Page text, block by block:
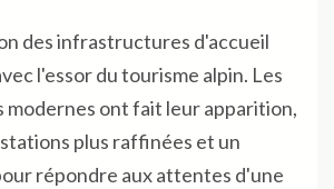
des infrastructures d'accueil
l'essor du tourisme alpin. Les
modernes ont fait leur apparition,
plus raffinées et un
répondre aux attentes d'une